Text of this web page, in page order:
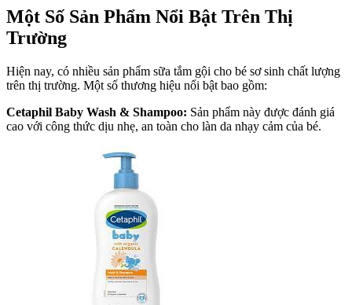
Một Số Sản Phẩm Nổi Bật Trên Thị
Trường
Hiện nay, có nhiều sản phẩm sữa tắm gội cho bé sơ sinh chất lượng
trên thị trường. Một số thương hiệu nổi bật bao gồm:
Cetaphil Baby Wash & Shampoo: Sản phẩm này được đánh giá
cao với công thức dịu nhẹ, an toàn cho làn da nhạy cảm của bé.